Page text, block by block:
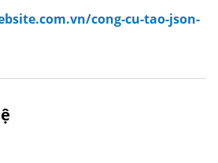
cong-cu-tao-json-